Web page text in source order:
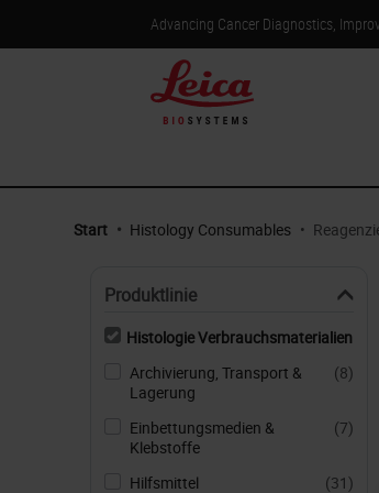
Advancing Cancer Diagnostics,
Start • Histology Consumables •
Produktlinie
Histologie Verbrauchsmaterialien
Archivierung, Transport &
Lagerung
(8)
Einbettungsmedien &
Klebstoffe
(7)
Hilfsmittel
(31)